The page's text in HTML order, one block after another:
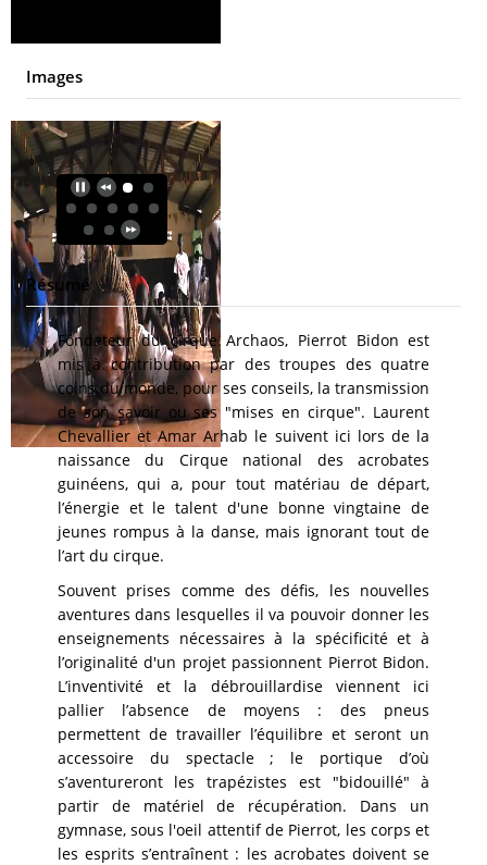
Video
Images
Résumé
Fondateur du cirque Archaos, Pierrot Bidon est
mis à contribution par des troupes des quatre
coins du monde, pour ses conseils, la transmission
de son savoir ou ses "mises en cirque". Laurent
Chevallier et Amar Arhab le suivent ici lors de la
naissance du Cirque national des acrobates
guinéens, qui a, pour tout matériau de départ,
l’énergie et le talent d'une bonne vingtaine de
jeunes rompus à la danse, mais ignorant tout de
l’art du cirque.
Souvent prises comme des défis, les nouvelles
aventures dans lesquelles il va pouvoir donner les
enseignements nécessaires à la spécificité et à
l’originalité d'un projet passionnent Pierrot Bidon.
L’inventivité et la débrouillardise viennent ici
pallier l’absence de moyens : des pneus
permettent de travailler l’équilibre et seront un
accessoire du spectacle ; le portique d’où
s’aventureront les trapézistes est "bidouillé" à
partir de matériel de récupération. Dans un
gymnase, sous l'oeil attentif de Pierrot, les corps et
les esprits s’entraînent : les acrobates doivent se